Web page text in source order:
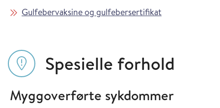
Gulfebervaksine og gulfebersertifikat
Spesielle forhold
Myggoverførte sykdommer